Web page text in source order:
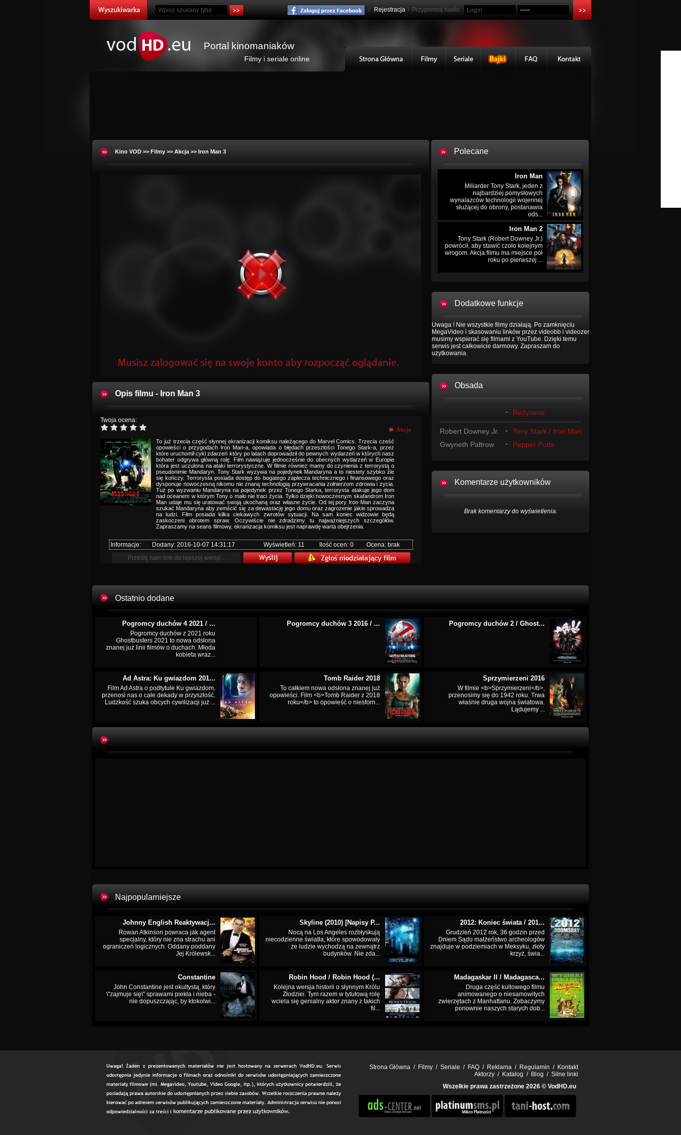
/ Rejestracja / Przypomnij hasło
Portal kinomaniaków
Filmy i seriale online
Kino VOD >> Filmy >> Akcja >> Iron Man 3
Opis filmu - Iron Man 3
Twoja ocena:
Akcja
To już trzecia część słynnej ekranizacji komiksu należącego do Marvel Comics. Trzecia cześć
opowieści o przygodach Iron Man-a, opowiada o błędach przeszłości Tonego Stark-a, przez
które uruchomił cykl zdarzeń który po latach doprowadził do pewnych wydarzeń w których nasz
bohater odgrywa główną rolę. Film nawiązuje jednocześnie do obecnych wydarzeń w Europie
która jest uczulona na ataki terrorystyczne. W filmie również mamy do czynienia z terrorystą o
pseudonimie Mandaryn. Tony Stark wyzywa na pojedynek Mandaryna a to niestety szybko źle
się kończy. Terrorysta posiada dostęp do bogatego zaplecza technicznego i finansowego oraz
dysponuje nowoczesną nikomu nie znaną technologią przywracania żołnierzom zdrowia i życia.
Tuż po wyzwaniu Mandaryna na pojedynek przez Tonego Starka, terrorysta atakuje jego dom
nad oceanem w którym Tony o mało nie traci życia. Tylko dzięki nowoczesnym skafandrom Iron
Man udaje mu się uratować swoją ukochaną oraz własne życie. Od tej pory Iron Man zaczyna
szukać Mandaryna aby zemścić się za dewastację jego domu oraz zagrożenie jakie sprowadza
na ludzi. Film posiada kilka ciekawych zwrotów sytuacji. Na sam koniec widzowie będą
zaskoczeni obrotem spraw. Oczywiście nie zdradzimy tu najważniejszych szczegółów.
Zapraszamy na seans filmowy, ekranizacja komiksu jest naprawdę warta obejrzenia.
Informacje: Dodany: 2016-10-07 14:31:17 Wyświetleń: 11 Ilość ocen: 0 Ocena: brak
Polecane
Iron Man
Miliarder Tony Stark, jeden z
najbardziej pomysłowych
wynalazców technologii wojennej
służącej do obrony, postanawia
ods...
Iron Man 2
Tony Stark (Robert Downey Jr.)
powrócił, aby stawić czoło kolejnym
wrogom. Akcja filmu ma miejsce pół
roku po pierwszej ...
Dodatkowe funkcje
Uwaga ! Nie wszystkie filmy działają. Po zamknięciu
MegaVideo i skasowaniu linków przez videobb i videozer
musimy wspierać się filmami z YouTube. Dzięki temu
serwis jest całkowicie darmowy. Zapraszam do
użytkowania.
Obsada
- Reżyseria
Robert Downey Jr. -
Tony Stark / Iron Man
Gwyneth Paltrow
- Pepper Potts
Komentarze użytkowników
Brak komentarzy do wyświetlenia.
Ostatnio dodane
Pogromcy duchów 4 2021 / ...
Pogromcy duchów z 2021 roku
Ghostbusters 2021 to nowa odsłona
znanej już linii filmów o duchach. Młoda
kobieta wraz...
Pogromcy duchów 3 2016 / ... Pogromcy duchów 2 / Ghost...
Ad Astra: Ku gwiazdom 201...
Film Ad Astra o podtytule Ku gwiazdom,
przenosi nas o całe dekady w przyszłość.
Ludzkość szuka obcych cywilizacji już ...
Tomb Raider 2018
To całkiem nowa odsłona znanej już
opowieści. Film <b>Tomb Raider z 2018
roku</b> to opowieść o niesforn...
Sprzymierzeni 2016
W filmie <b>Sprzymierzeni</b>,
przenosimy się do 1942 roku. Trwa
właśnie druga wojna światowa.
Lądujemy ...
Najpopularniejsze
Johnny English Reaktywacj...
Rowan Atkinson powraca jak agent
specjalny, który nie zna strachu ani
ograniczeń logicznych. Oddany poddany
Jej Królewsk...
Skyline (2010) [Napisy P...
Nocą na Los Angeles rozbłyskują
niecodzienne światła, które spowodowały
że ludzie wychodzą na zewnątrz
budynków. Nie zda...
2012: Koniec świata / 201...
Grudzień 2012 rok, 36 godzin przed
Dniem Sądu małżeństwo archeologów
znajduje w podziemiach w Meksyku, złoty
krzyż, świa...
Constantine
John Constantine jest okultystą, który
\"zajmuje się\" sprawami piekła i nieba -
nie dopuszczając, by ktokolwi...
Robin Hood / Robin Hood (...
Kolejna wersja historii o słynnym Królu
Złodziei. Tym razem w tytułową rolę
wciela się genialny aktor znany z takich
fil...
Madagaskar II / Madagasca...
Druga część kultowego filmu
animowanego o niesamowitych
zwierzętach z Manhattanu. Zobaczymy
ponownie naszych starych dob...
Strona Główna / Filmy / Seriale / FAQ / Reklama / Regulamin / Kontakt
Aktorzy / Katalog / Blog / Silne linki
Wszelkie prawa zastrzeżone 2026 © VodHD.eu